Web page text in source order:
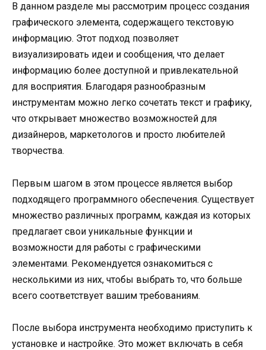
В данном разделе мы рассмотрим процесс создания
графического элемента, содержащего текстовую
информацию. Этот подход позволяет
визуализировать идеи и сообщения, что делает
информацию более доступной и привлекательной
для восприятия. Благодаря разнообразным
инструментам можно легко сочетать текст и графику,
что открывает множество возможностей для
дизайнеров, маркетологов и просто любителей
творчества.
Первым шагом в этом процессе является выбор
подходящего программного обеспечения. Существует
множество различных программ, каждая из которых
предлагает свои уникальные функции и
возможности для работы с графическими
элементами. Рекомендуется ознакомиться с
несколькими из них, чтобы выбрать то, что больше
всего соответствует вашим требованиям.
После выбора инструмента необходимо приступить к
установке и настройке. Это может включать в себя